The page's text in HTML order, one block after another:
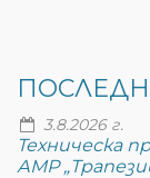
3.8.2026 г.
Техническа
АМР